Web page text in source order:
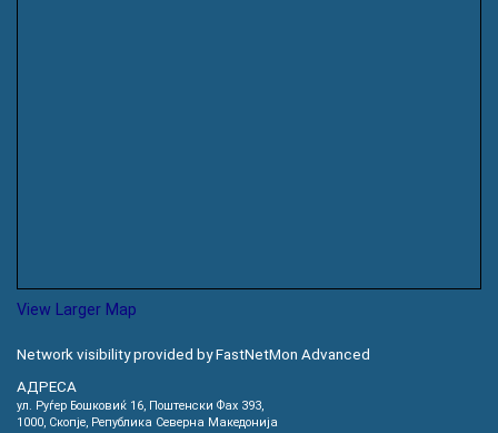
View Larger Map
Network visibility provided by FastNetMon Advanced
АДРЕСА
ул. Руѓер Бошковиќ 16, Пoштенски Фах 393,
1000, Скопје, Република Северна Македонија